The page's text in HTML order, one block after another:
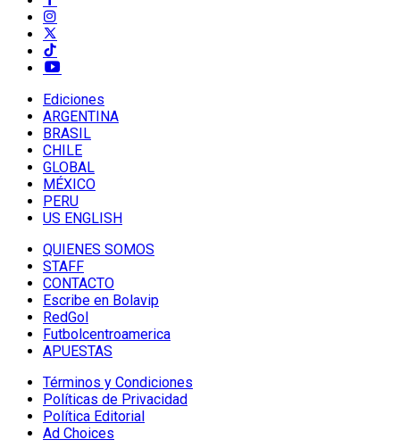
Ediciones
ARGENTINA
BRASIL
CHILE
GLOBAL
MÉXICO
PERU
US ENGLISH
QUIENES SOMOS
STAFF
CONTACTO
Escribe en Bolavip
RedGol
Futbolcentroamerica
APUESTAS
Términos y Condiciones
Políticas de Privacidad
Política Editorial
Ad Choices